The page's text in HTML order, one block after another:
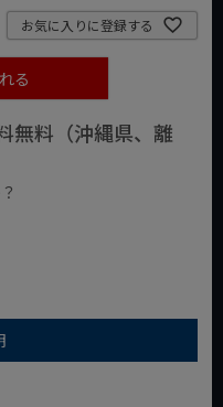
お気に入りに登録する
る
無料（沖縄県、離